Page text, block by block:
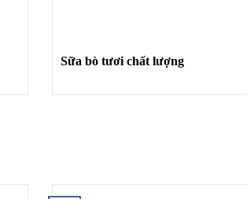
Sữa bò tươi chất lượng